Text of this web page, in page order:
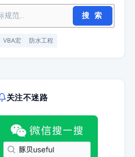
搜 索
VBA宏 防水工程
关注不迷路